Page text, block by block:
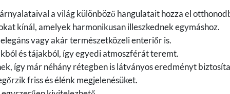
a világ különböző hangulatait hozza el
kínál, amelyek harmonikusan illeszkednek egymáshoz.
vagy akár természetközeli enteriőr is.
és tájakból, így egyedi atmoszférát teremt.
így már néhány rétegben is látványos eredményt
friss és élénk megjelenésüket.